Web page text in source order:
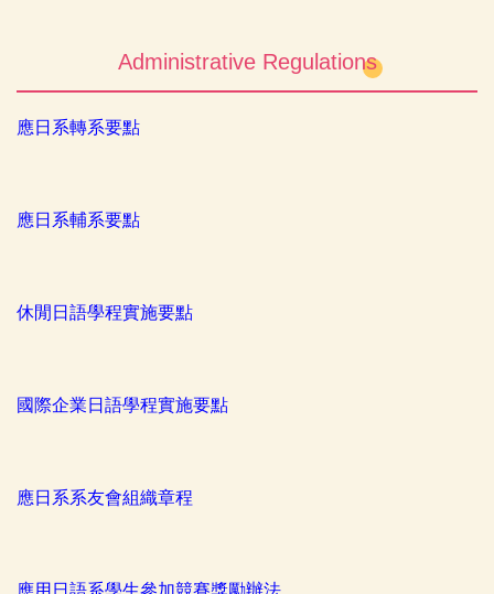
Administrative Regulations
應日系轉系要點
應日系輔系要點
休閒日語學程實施要點
國際企業日語學程實施要點
應日系系友會組織章程
應用日語系學生參加競賽獎勵辦法